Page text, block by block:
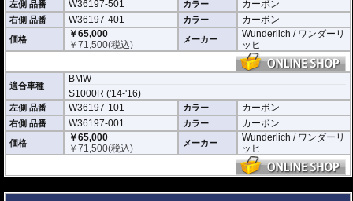
左側 品番 W36197-501 カラー カーボン
右側 品番 W36197-401 カラー カーボン
価格
￥65,000
￥71,500(税込) メーカー
Wunderlich / ワンダーリ
ッヒ
適合車種
BMW
S1000R ('14-'16)
左側 品番 W36197-101 カラー カーボン
右側 品番 W36197-001 カラー カーボン
価格
￥65,000
￥71,500(税込) メーカー
Wunderlich / ワンダーリ
ッヒ